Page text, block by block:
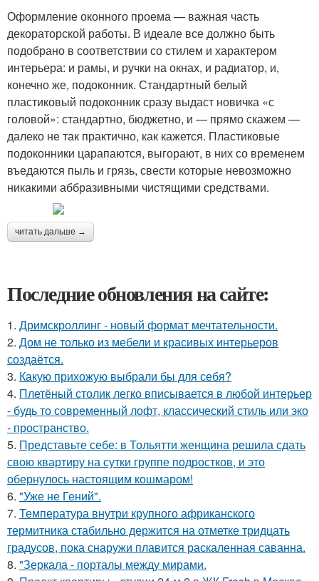
Оформление оконного проема — важная часть
декораторской работы. В идеале все должно быть
подобрано в соответствии со стилем и характером
интерьера: и рамы, и ручки на окнах, и радиатор, и,
конечно же, подоконник. Стандартный белый
пластиковый подоконник сразу выдаст новичка «с
головой»: стандартно, бюджетно, и — прямо скажем —
далеко не так практично, как кажется. Пластиковые
подоконники царапаются, выгорают, в них со временем
въедаются пыль и грязь, свести которые невозможно
никакими аббразивными чистящими средствами.
читать дальше →
Последние обновления на сайте:
1. Дримскроллинг - новый формат мечтательности.
2. Дом не только из мебели и красивых интерьеров
создаётся.
3. Какую прихожую выбрали бы для себя?
4. Плетёный столик легко вписывается в любой интерьер
- будь то современный лофт, классический стиль или эко
- пространство.
5. Представьте себе: в Тольятти женщина решила сдать
свою квартиру на сутки группе подростков, и это
обернулось настоящим кошмаром!
6. "Уже не Гений".
7. Температура внутри крупного африканского
термитника стабильно держится на отметке тридцать
градусов, пока снаружи плавится раскаленная саванна.
8. "Зеркала - порталы между мирами.